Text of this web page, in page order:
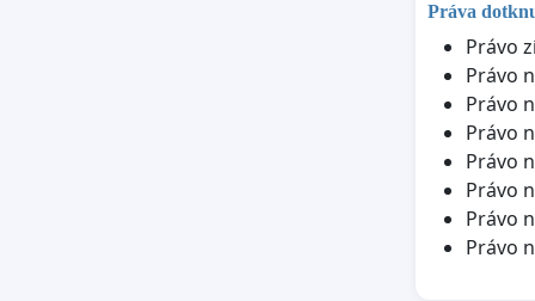
Práva
Právo
Právo
Právo
Právo
Právo
Právo
Právo
Právo